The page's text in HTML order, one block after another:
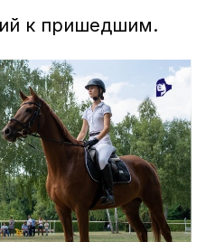
к пришедшим.